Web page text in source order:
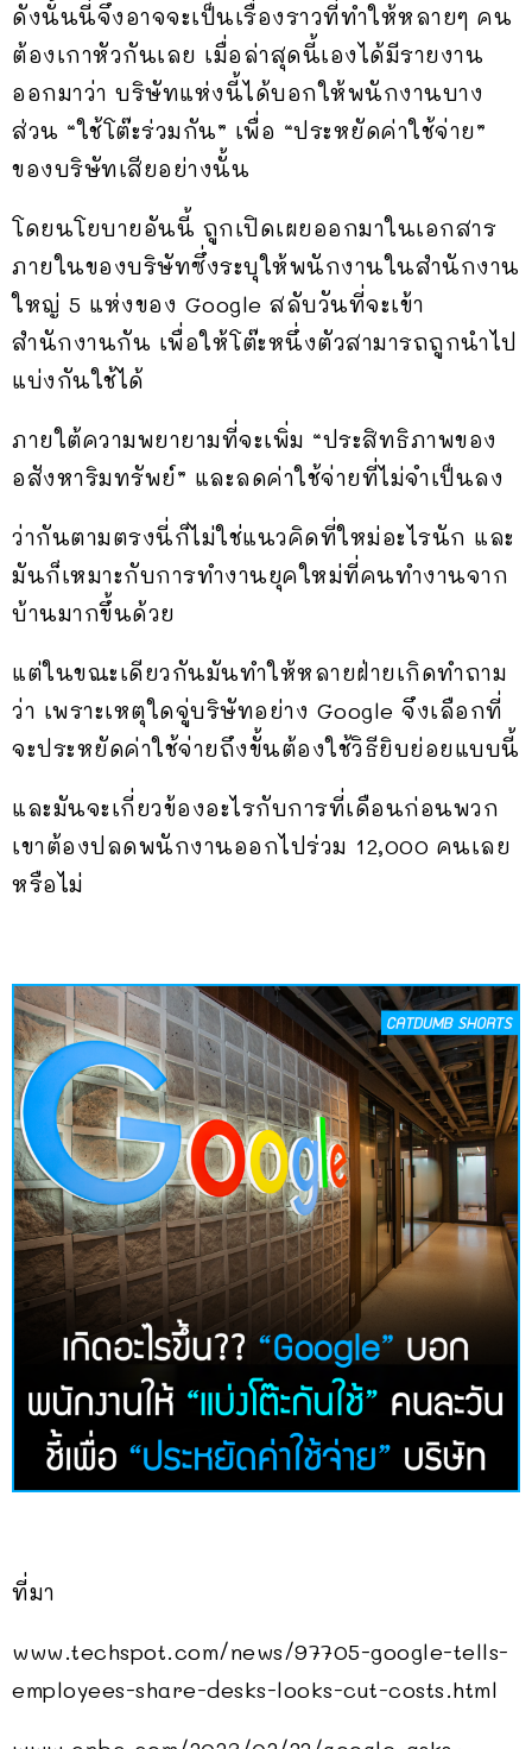
ดังนั้นนี่จึงอาจจะเป็นเรื่องราวที่ทำให้หลายๆ คน
ต้องเกาหัวกันเลย เมื่อล่าสุดนี้เองได้มีรายงาน
ออกมาว่า บริษัทแห่งนี้ได้บอกให้พนักงานบาง
ส่วน “ใช้โต๊ะร่วมกัน” เพื่อ “ประหยัดค่าใช้จ่าย”
ของบริษัทเสียอย่างนั้น
โดยนโยบายอันนี้ ถูกเปิดเผยออกมาในเอกสาร
ภายในของบริษัทซึ่งระบุให้พนักงานในสำนักงาน
ใหญ่ 5 แห่งของ Google สลับวันที่จะเข้า
สำนักงานกัน เพื่อให้โต๊ะหนึ่งตัวสามารถถูกนำไป
แบ่งกันใช้ได้
ภายใต้ความพยายามที่จะเพิ่ม “ประสิทธิภาพของ
อสังหาริมทรัพย์” และลดค่าใช้จ่ายที่ไม่จำเป็นลง
ว่ากันตามตรงนี่ก็ไม่ใช่แนวคิดที่ใหม่อะไรนัก และ
มันก็เหมาะกับการทำงานยุคใหม่ที่คนทำงานจาก
บ้านมากขึ้นด้วย
แต่ในขณะเดียวกันมันทำให้หลายฝ่ายเกิดทำถาม
ว่า เพราะเหตุใดจู่บริษัทอย่าง Google จึงเลือกที่
จะประหยัดค่าใช้จ่ายถึงขั้นต้องใช้วิธียิบย่อยแบบนี้
และมันจะเกี่ยวข้องอะไรกับการที่เดือนก่อนพวก
เขาต้องปลดพนักงานออกไปร่วม 12,000 คนเลย
หรือไม่
ที่มา
www.techspot.com/news/97705-google-tells-
employees-share-desks-looks-cut-costs.html